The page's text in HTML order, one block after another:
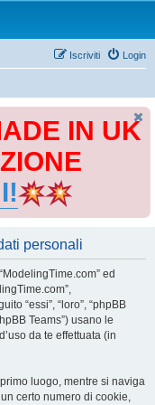
Login
Iscriviti
IN UK
personali
ed
“essi”, “loro”, “phpBB
Teams”) usano le
da te effettuata (in
luogo, mentre si naviga
certo numero di cookie,